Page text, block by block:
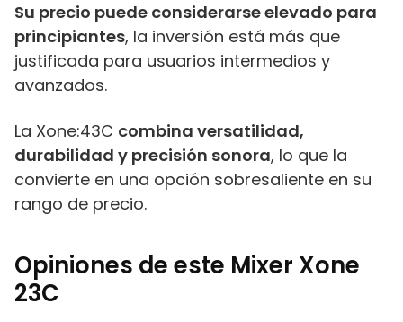
Su precio puede considerarse elevado para
principiantes, la inversión está más que
justificada para usuarios intermedios y
avanzados.
La Xone:43C combina versatilidad,
durabilidad y precisión sonora, lo que la
convierte en una opción sobresaliente en su
rango de precio.
Opiniones de este Mixer Xone
23C